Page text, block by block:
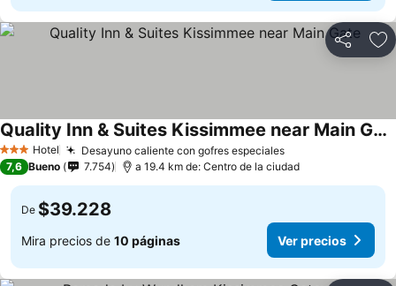
Compartir
3 Estrellas
Hotel Desayuno caliente con gofres especialesVer precios
Quality Inn & Suites Kissimmee near Main Gate
Ver precios
7,6 Bueno 7.754 a 19.4 km de: Centro de la ciudad
De $39.228
Mira precios de 10 páginas Ver precios